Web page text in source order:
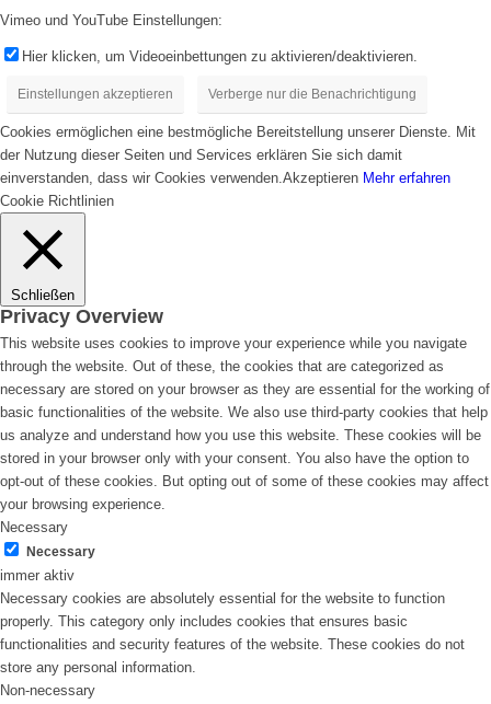
Vimeo und YouTube Einstellungen:
Hier klicken, um Videoeinbettungen zu aktivieren/deaktivieren.
Einstellungen akzeptieren Verberge nur die Benachrichtigung
Cookies ermöglichen eine bestmögliche Bereitstellung unserer Dienste. Mit
der Nutzung dieser Seiten und Services erklären Sie sich damit
einverstanden, dass wir Cookies verwenden.Akzeptieren Mehr erfahren
Cookie Richtlinien
Schließen
Privacy Overview
This website uses cookies to improve your experience while you navigate
through the website. Out of these, the cookies that are categorized as
necessary are stored on your browser as they are essential for the working of
basic functionalities of the website. We also use third-party cookies that help
us analyze and understand how you use this website. These cookies will be
stored in your browser only with your consent. You also have the option to
opt-out of these cookies. But opting out of some of these cookies may affect
your browsing experience.
Necessary
Necessary
immer aktiv
Necessary cookies are absolutely essential for the website to function
properly. This category only includes cookies that ensures basic
functionalities and security features of the website. These cookies do not
store any personal information.
Non-necessary